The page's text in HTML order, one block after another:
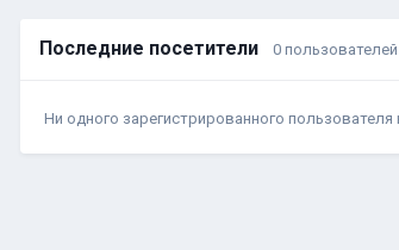
Последние посетители 0
Ни одного зарегистрированного